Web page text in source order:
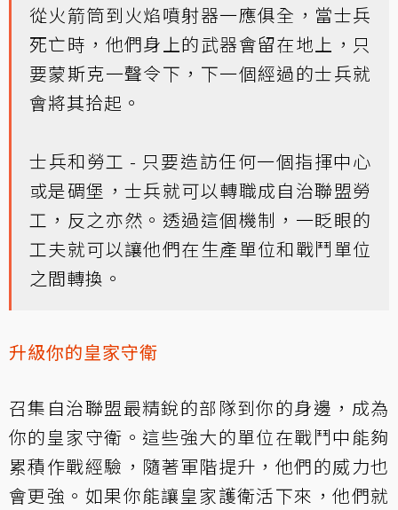
從火箭筒到火焰噴射器一應俱全，當士兵
死亡時，他們身上的武器會留在地上，只
要蒙斯克一聲令下，下一個經過的士兵就
會將其拾起。
士兵和勞工 - 只要造訪任何一個指揮中心
或是碉堡，士兵就可以轉職成自治聯盟勞
工，反之亦然。透過這個機制，一眨眼的
工夫就可以讓他們在生產單位和戰鬥單位
之間轉換。
升級你的皇家守衛
召集自治聯盟最精銳的部隊到你的身邊，成為
你的皇家守衛。這些強大的單位在戰鬥中能夠
累積作戰經驗，隨著軍階提升，他們的威力也
會更強。如果你能讓皇家護衛活下來，他們就